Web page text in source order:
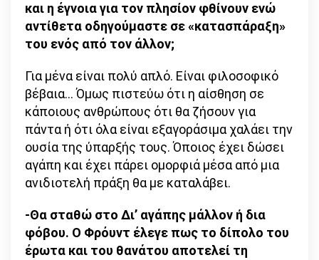
και η έγνοια για τον πλησίον φθίνουν ενώ
αντίθετα οδηγούμαστε σε «κατασπάραξη»
του ενός από τον άλλον;
Για μένα είναι πολύ απλό. Είναι φιλοσοφικό
βέβαια… Όμως πιστεύω ότι η αίσθηση σε
κάποιους ανθρώπους ότι θα ζήσουν για
πάντα ή ότι όλα είναι εξαγοράσιμα χαλάει την
ουσία της ύπαρξής τους. Όποιος έχει δώσει
αγάπη και έχει πάρει ομορφιά μέσα από μια
ανιδιοτελή πράξη θα με καταλάβει.
-Θα σταθώ στο Δι’ αγάπης μάλλον ή δια
φόβου. Ο Φρόυντ έλεγε πως το δίπολο του
έρωτα και του θανάτου αποτελεί τη